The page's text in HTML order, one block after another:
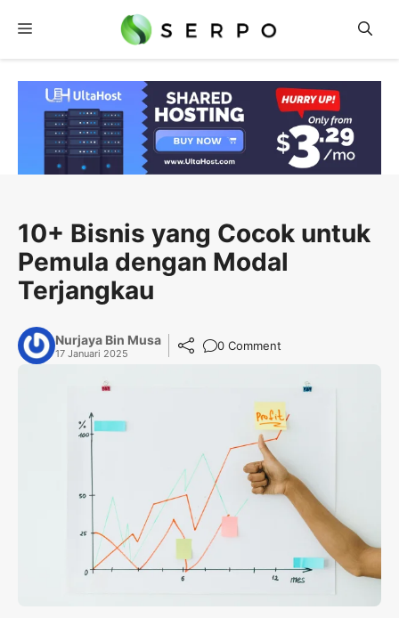
Menu
10+ Bisnis yang Cocok untuk
Pemula dengan Modal
Terjangkau
Nurjaya Bin Musa
17 Januari 2025
0 Comment